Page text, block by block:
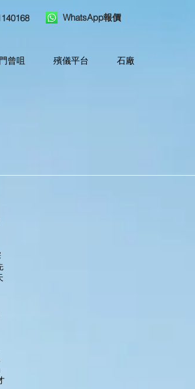
WhatsApp報價
曾咀 殯儀平台 石廠